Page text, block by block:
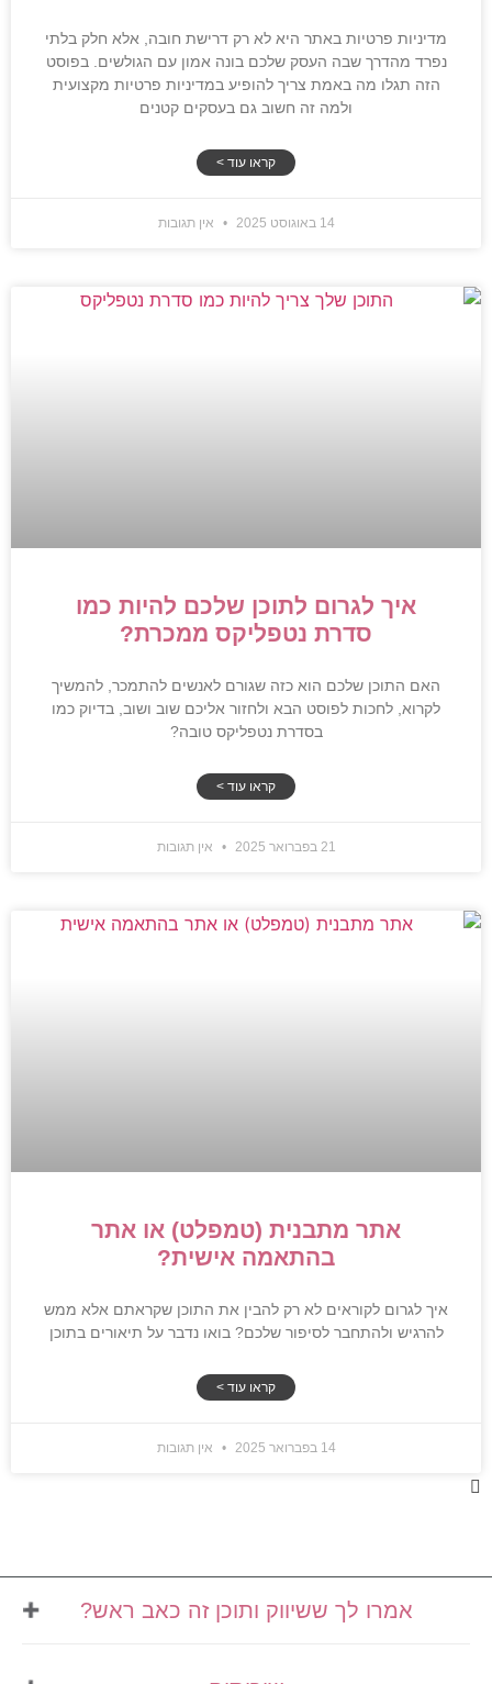
מדיניות פרטיות באתר היא לא רק דרישת חובה, אלא חלק בלתי
נפרד מהדרך שבה העסק שלכם בונה אמון עם הגולשים. בפוסט
הזה תגלו מה באמת צריך להופיע במדיניות פרטיות מקצועית
ולמה זה חשוב גם בעסקים קטנים
קראו עוד >
14 באוגוסט 2025 אין תגובות
איך לגרום לתוכן שלכם להיות כמו
סדרת נטפליקס ממכרת?
האם התוכן שלכם הוא כזה שגורם לאנשים להתמכר, להמשיך
לקרוא, לחכות לפוסט הבא ולחזור אליכם שוב ושוב, בדיוק כמו
בסדרת נטפליקס טובה?
קראו עוד >
21 בפברואר 2025 אין תגובות
אתר מתבנית (טמפלט) או אתר
בהתאמה אישית?
איך לגרום לקוראים לא רק להבין את התוכן שקראתם אלא ממש
להרגיש ולהתחבר לסיפור שלכם? בואו נדבר על תיאורים בתוכן
קראו עוד >
14 בפברואר 2025 אין תגובות
אמרו לך ששיווק ותוכן זה כאב ראש?